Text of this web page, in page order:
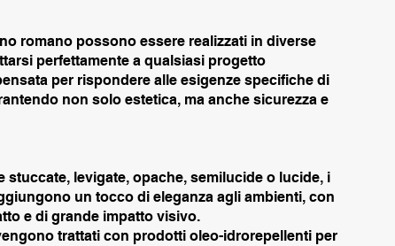
romano possono essere realizzati in diverse
perfettamente a qualsiasi progetto
per rispondere alle esigenze specifiche di
non solo estetica, ma anche sicurezza e
levigate, opache, semilucide o lucide, i
un tocco di eleganza agli ambienti, con
e di grande impatto visivo.
trattati con prodotti oleo-idrorepellenti per